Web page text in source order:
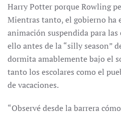
Harry Potter porque Rowling
Mientras tanto, el gobierno ha
animación suspendida para las
ello antes de la “silly season”
dormita amablemente bajo el
tanto los escolares como el
de vacaciones.
“Observé desde la barrera